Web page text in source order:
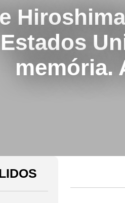
Estados
memória.